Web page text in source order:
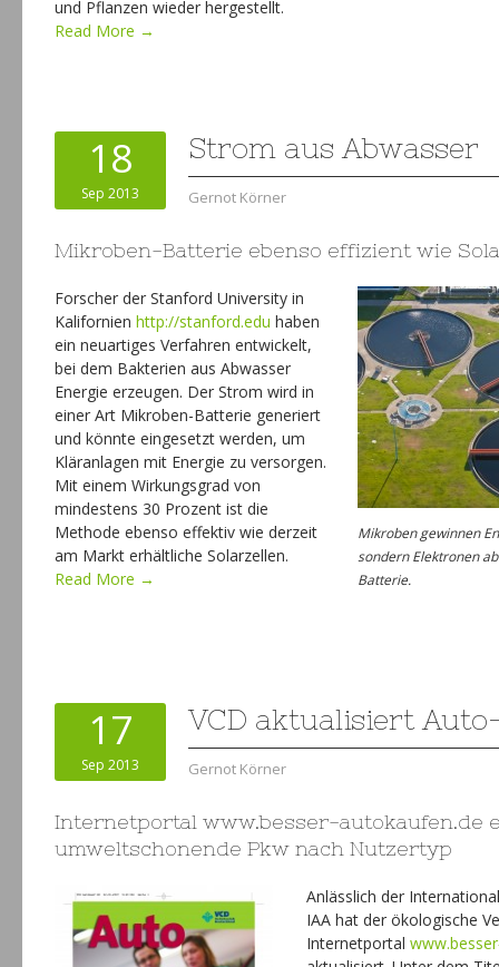
und Pflanzen wieder hergestellt.
Read More →
18
Sep 2013
Strom aus Abwasser
Gernot Körner
Mikroben-Batterie ebenso effizient wie
Mikroben gewinnen
sondern Elektronen
Batterie.
Forscher der Stanford University in
Kalifornien http://stanford.edu haben
ein neuartiges Verfahren entwickelt,
bei dem Bakterien aus Abwasser
Energie erzeugen. Der Strom wird in
einer Art Mikroben-Batterie generiert
und könnte eingesetzt werden, um
Kläranlagen mit Energie zu versorgen.
Mit einem Wirkungsgrad von
mindestens 30 Prozent ist die
Methode ebenso effektiv wie derzeit
am Markt erhältliche Solarzellen.
Read More →
17
Sep 2013
VCD aktualisiert
Gernot Körner
Internetportal www.besser-autokaufen.de
umweltschonende Pkw nach Nutzertyp
Anlässlich der
IAA hat der ökologische
Internetportal